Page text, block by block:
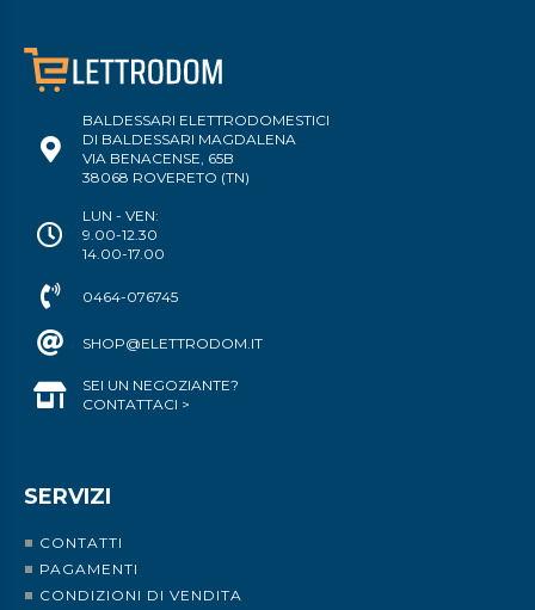
BALDESSARI ELETTRODOMESTICI
DI BALDESSARI MAGDALENA
VIA BENACENSE, 65B
38068 ROVERETO (TN)
LUN - VEN:
9.00-12.30
14.00-17.00
0464-076745
SHOP@ELETTRODOM.IT
SEI UN NEGOZIANTE?
CONTATTACI >
SERVIZI
CONTATTI
PAGAMENTI
CONDIZIONI DI VENDITA